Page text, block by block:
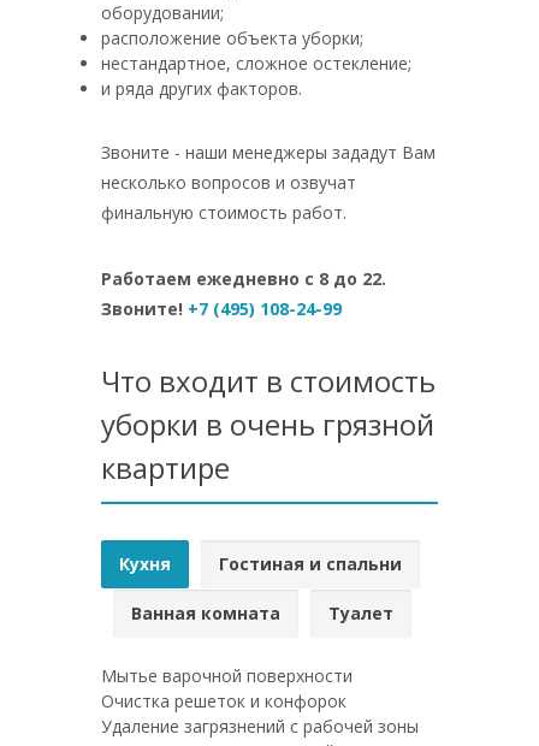
оборудовании;
расположение объекта уборки;
нестандартное, сложное остекление;
и ряда других факторов.
Звоните - наши менеджеры зададут Вам
несколько вопросов и озвучат
финальную стоимость работ.
Работаем ежедневно с 8 до 22.
Звоните! +7 (495) 108-24-99
Что входит в стоимость
уборки в очень грязной
квартире
Кухня Гостиная и спальни
Ванная комната Туалет
Мытье варочной поверхности
Очистка решеток и конфорок
Удаление загрязнений с рабочей зоны